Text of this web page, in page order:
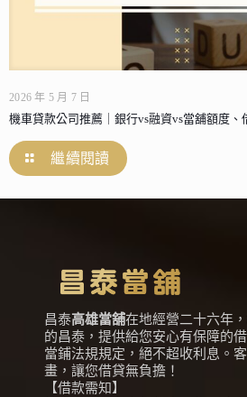
2026 年 5 月 7 日
機車貸款公司推薦｜銀行vs融資vs當舖額度、
繼續閱讀
昌泰高雄當舖在地經營二十六年
的昌泰，提供給您安心有保障的
當鋪法規規定，絕不超收利息。
畫，讓您借貸無負擔！
【借款需知】